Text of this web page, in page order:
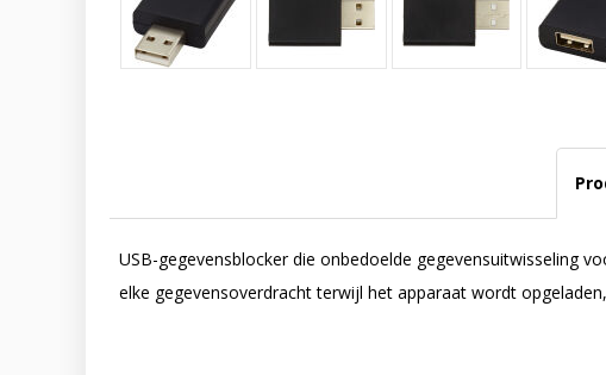
USB-gegevensblocker die onbedoelde gegevensuitwisseling
elke gegevensoverdracht terwijl het apparaat wordt